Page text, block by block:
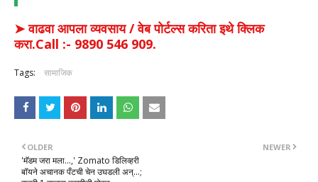
➤ वाढवा आपला व्यवसाय / वेब पोर्टल्स करिता इथे क्लिक
करा.Call :- 9890 546 909.
Tags: सामाजिक
NEWER
OLDER
'मॅडम जरा मला...,' Zomato डिलिव्हरी
बॉयने अचानक पँटची चेन उघडली अन्...;